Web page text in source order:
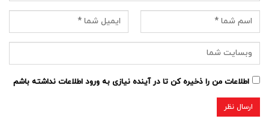
اطلاعات من را ذخیره کن تا در آینده نیازی به ورود اطلاعات نداشته باشم